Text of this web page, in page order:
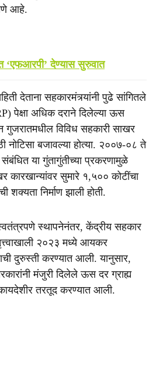
आहे.
देण्यास सुरुवात
देताना सहकारमंत्र्यांनी पुढे सांगितले
पेक्षा अधिक दराने दिलेल्या ऊस
गुजरातमधील विविध सहकारी साखर
नोटिसा बजावल्या होत्या. २००७-०८ ते
या गुंतागुंतीच्या प्रकरणामुळे
कारखान्यांवर सुमारे १,५०० कोटींचा
शक्यता निर्माण झाली होती.
स्थापनेनंतर, केंद्रीय सहकार
२०२३ मध्ये आयकर
दुरुस्ती करण्यात आली. यानुसार,
मंजुरी दिलेले ऊस दर ग्राह्य
तरतूद करण्यात आली.